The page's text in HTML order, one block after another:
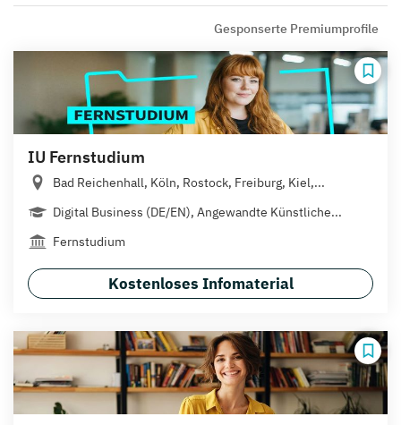
Gesponserte Premiumprofile
IU Fernstudium
Bad Reichenhall, Köln, Rostock, Freiburg, Kiel,...
Digital Business (DE/EN), Angewandte Künstliche...
Fernstudium
Kostenloses Infomaterial